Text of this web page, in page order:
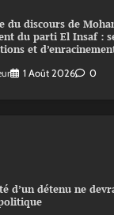
du discours de
du parti El Insaf :
et
1 Août 2026 0
d’un détenu ne